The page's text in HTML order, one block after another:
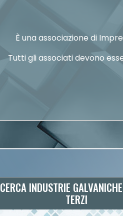
È una associazione di
Tutti gli associati devono
CERCA INDUSTRIE
TERZI